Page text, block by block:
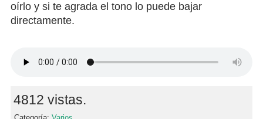
oírlo y si te agrada el tono lo puede bajar
directamente.
4812 vistas.